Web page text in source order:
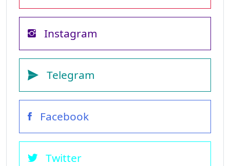
Instagram
Telegram
Facebook
Twitter